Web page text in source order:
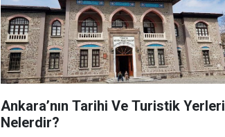
Ankara’nın Tarihi Ve Turistik Yerleri
Nelerdir?